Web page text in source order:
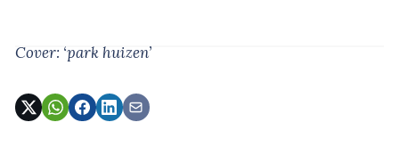
Cover: ‘park huizen’